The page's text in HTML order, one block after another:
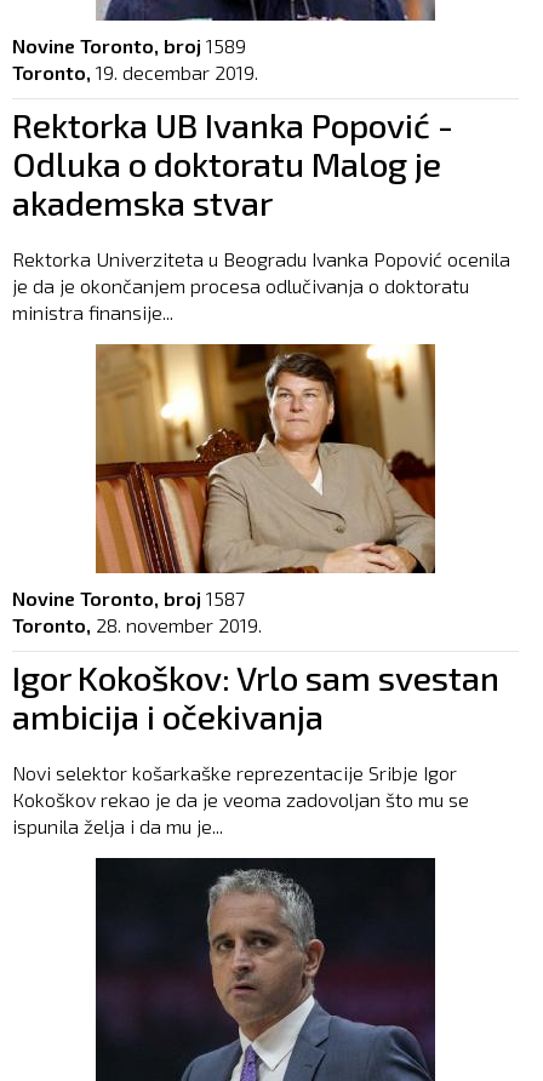
Novine Toronto, broj 1589
Toronto, 19. decembar 2019.
Rektorka UB Ivanka Popović -
Odluka o doktoratu Malog je
akademska stvar
Rektorka Univerziteta u Beogradu Ivanka Popović ocenila
je da je okončanjem procesa odlučivanja o doktoratu
ministra finansije...
Novine Toronto, broj 1587
Toronto, 28. november 2019.
Igor Kokoškov: Vrlo sam svestan
ambicija i očekivanja
Novi selektor košarkaške reprezentacije Sribje Igor
Кokoškov rekao je da je veoma zadovoljan što mu se
ispunila želja i da mu je...